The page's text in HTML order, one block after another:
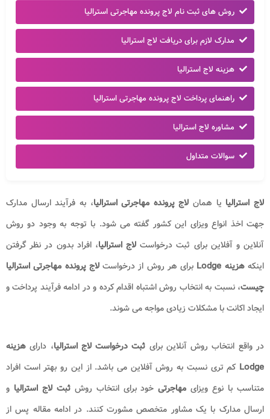
روش های ثبت نام لاج پرونده مهاجرتی استرالیا
مدارک لازم برای دریافت لاج استرالیا
هزینه لاج استرالیا
راهنمای پرداخت لاج پرونده مهاجرتی استرالیا
مشاوره لاج استرالیا
سوالات متداول
لاج استرالیا یا همان لاج پرونده مهاجرتی استرالیا، به فرآیند ارسال مدارک
جهت اخذ انواع ویزای این کشور گفته می شود. با توجه به وجود دو روش
آنلاین و آفلاین برای ثبت درخواست لاج استرالیا، افراد بدون در نظر گرفتن
اینکههزینه Lodge برای هر روش از درخواستلاج پرونده مهاجرتی استرالیا
چیست، نسبت به انتخاب روش اشتباه اقدام کرده و در ادامه فرآیند پرداخت و
ایجاد اکانت با مشکلات زیادی مواجه می شوند.
در واقع انتخاب روش آنلاین برای ثبت درخواست لاج استرالیا، دارای هزینه
Lodge کم تری نسبت به روش آفلاین می باشد. از این رو بهتر است افراد
متناسب با نوع ویزای مهاجرتیخود برای انتخاب روشثبت لاج استرالیا و
ارسال مدارک با یک مشاور متخصص مشورت کنند. در ادامه مقاله پس از